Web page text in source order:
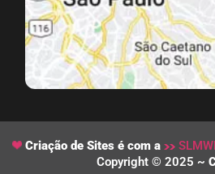
Criação de Sites é com a
Copyright © 2025 ~